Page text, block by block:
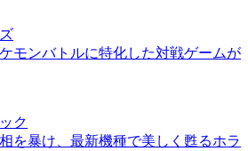
モンバトルに特化した対戦ゲームが
ク
を暴け、最新機種で美しく甦るホラ